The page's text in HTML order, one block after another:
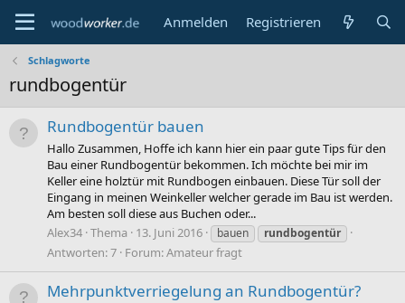
Anmelden Registrieren
Schlagworte
rundbogentür
Rundbogentür bauen
Hallo Zusammen, Hoffe ich kann hier ein paar gute Tips für den
Bau einer Rundbogentür bekommen. Ich möchte bei mir im
Keller eine holztür mit Rundbogen einbauen. Diese Tür soll der
Eingang in meinen Weinkeller welcher gerade im Bau ist werden.
Am besten soll diese aus Buchen oder...
Alex34 Thema 13. Juni 2016 bauen rundbogentür
Antworten: 7 Forum:Amateur fragt
Mehrpunktverriegelung an Rundbogentür?